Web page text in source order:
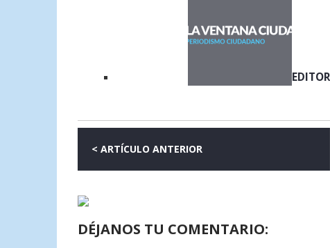
< ARTÍCULO ANTERIOR
DÉJANOS TU COMENTARIO: